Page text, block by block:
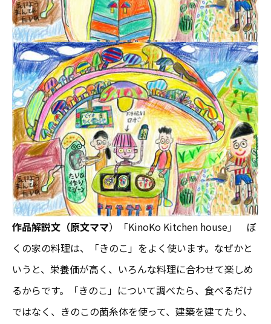
作品解説文（原文ママ）「KinoKo Kitchen house」
ぼ
くの家の料理は、「きのこ」をよく使います。なぜかと
いうと、栄養価が高く、いろんな料理に合わせて楽しめ
るからです。「きのこ」について調べたら、食べるだけ
ではなく、きのこの菌糸体を使って、建築を建てたり、